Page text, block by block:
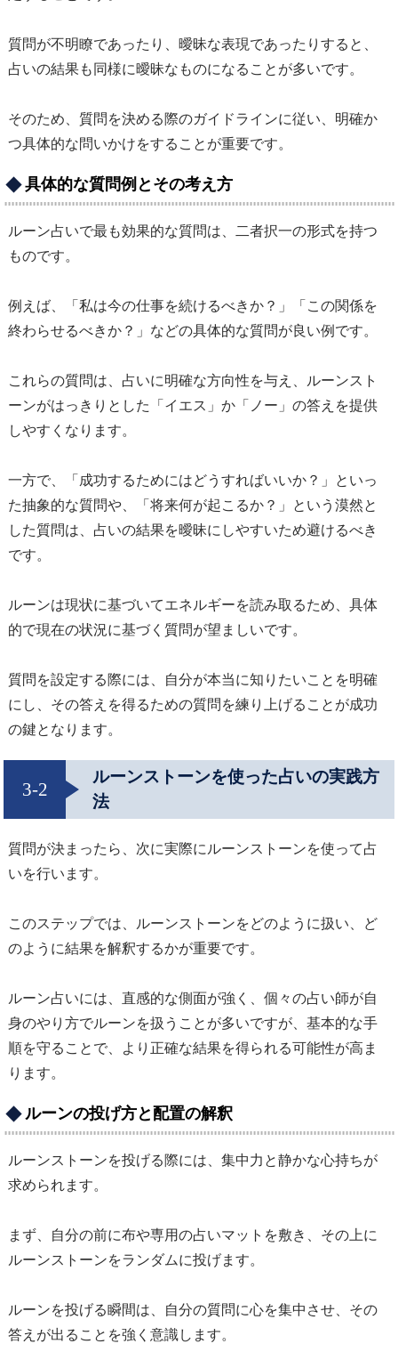
質問が不明瞭であったり、曖昧な表現であったりすると、
占いの結果も同様に曖昧なものになることが多いです。
そのため、質問を決める際のガイドラインに従い、明確か
つ具体的な問いかけをすることが重要です。
具体的な質問例とその考え方
ルーン占いで最も効果的な質問は、二者択一の形式を持つ
ものです。
例えば、「私は今の仕事を続けるべきか？」「この関係を
終わらせるべきか？」などの具体的な質問が良い例です。
これらの質問は、占いに明確な方向性を与え、ルーンスト
ーンがはっきりとした「イエス」か「ノー」の答えを提供
しやすくなります。
一方で、「成功するためにはどうすればいいか？」といっ
た抽象的な質問や、「将来何が起こるか？」という漠然と
した質問は、占いの結果を曖昧にしやすいため避けるべき
です。
ルーンは現状に基づいてエネルギーを読み取るため、具体
的で現在の状況に基づく質問が望ましいです。
質問を設定する際には、自分が本当に知りたいことを明確
にし、その答えを得るための質問を練り上げることが成功
の鍵となります。
3-2
ルーンストーンを使った占いの実践方
法
質問が決まったら、次に実際にルーンストーンを使って占
いを行います。
このステップでは、ルーンストーンをどのように扱い、ど
のように結果を解釈するかが重要です。
ルーン占いには、直感的な側面が強く、個々の占い師が自
身のやり方でルーンを扱うことが多いですが、基本的な手
順を守ることで、より正確な結果を得られる可能性が高ま
ります。
ルーンの投げ方と配置の解釈
ルーンストーンを投げる際には、集中力と静かな心持ちが
求められます。
まず、自分の前に布や専用の占いマットを敷き、その上に
ルーンストーンをランダムに投げます。
ルーンを投げる瞬間は、自分の質問に心を集中させ、その
答えが出ることを強く意識します。